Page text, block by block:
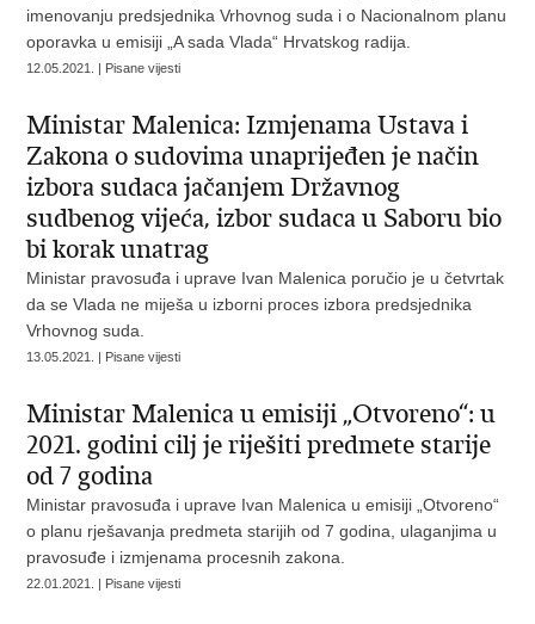
imenovanju predsjednika Vrhovnog suda i o Nacionalnom planu
oporavka u emisiji „A sada Vlada“ Hrvatskog radija.
12.05.2021. | Pisane vijesti
Ministar Malenica: Izmjenama Ustava i
Zakona o sudovima unaprijeđen je način
izbora sudaca jačanjem Državnog
sudbenog vijeća, izbor sudaca u Saboru bio
bi korak unatrag
Ministar pravosuđa i uprave Ivan Malenica poručio je u četvrtak
da se Vlada ne miješa u izborni proces izbora predsjednika
Vrhovnog suda.
13.05.2021. | Pisane vijesti
Ministar Malenica u emisiji „Otvoreno“: u
2021. godini cilj je riješiti predmete starije
od 7 godina
Ministar pravosuđa i uprave Ivan Malenica u emisiji „Otvoreno“
o planu rješavanja predmeta starijih od 7 godina, ulaganjima u
pravosuđe i izmjenama procesnih zakona.
22.01.2021. | Pisane vijesti